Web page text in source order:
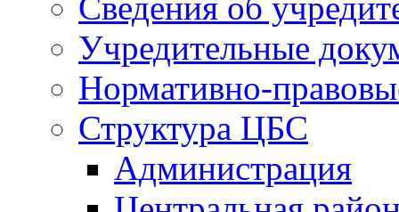
Учредительные
Нормативно-
Структура ЦБС
Администрация